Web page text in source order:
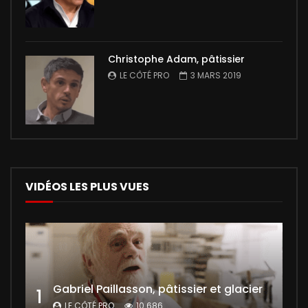
Christophe Adam, pâtissier
LE CÔTÉ PRO 3 MARS 2019
VIDÉOS LES PLUS VUES
1 Gabriel Paillasson, pâtissier et glacier
LE CÔTÉ PRO 10 686